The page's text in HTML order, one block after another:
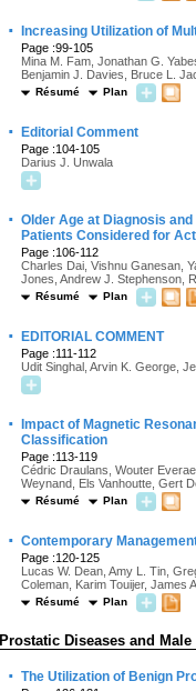
· Increasing Utilization of
Page :99-105
Mina M. Fam, Jonathan G.
Benjamin J. Davies, Bruce L.
Résumé Plan
· Editorial Comment
Page :104-105
Darius J. Unwala
· Older Age at Diagnosis
Patients Considered for
Page :106-112
Charles Dai, Vishnu Ganesan,
Jones, Andrew J. Stephenson,
Résumé Plan
· EDITORIAL COMMENT
Page :111-112
Udit Singhal, Arvin K. George,
·
Impact of Magnetic
Classification
Page :113-119
Cédric Draulans, Wouter
Weynand, Els Vanhoutte, Gert
Résumé Plan
· Contemporary
Page :120-125
Lucas W. Dean, Amy L. Tin,
Coleman, Karim Touijer, James
Résumé Plan
Prostatic Diseases and
· The Utilization of Benign